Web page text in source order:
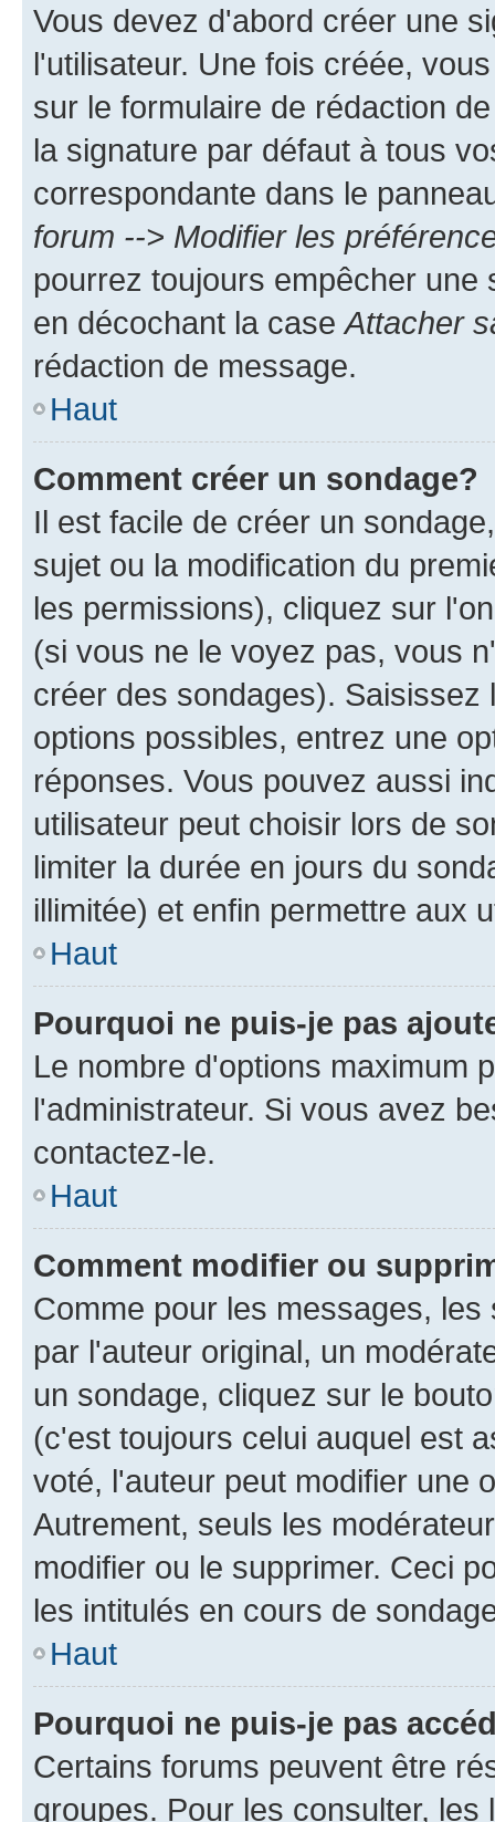
Vous devez d'abord créer une
l'utilisateur. Une fois créée,
sur le formulaire de rédaction
la signature par défaut à tous
correspondante dans le
forum --> Modifier les
pourrez toujours empêcher
en décochant la caseAttacher
rédaction de message.
Haut
Comment créer un sondage?
Il est facile de créer un
sujet ou la modification du
les permissions), cliquez sur
(si vous ne le voyez pas, vous
créer des sondages).
options possibles, entrez une
réponses. Vous pouvez aussi
utilisateur peut choisir lors de
limiter la durée en jours du
illimitée) et enfin permettre aux
Haut
Pourquoi ne puis-je pas
Le nombre d'options maximum
l'administrateur. Si vous avez
contactez-le.
Haut
Comment modifier ou
Comme pour les messages,
par l'auteur original, un
un sondage, cliquez sur le
(c'est toujours celui auquel est
voté, l'auteur peut modifier une
Autrement, seuls les
modifier ou le supprimer. Ceci
les intitulés en cours de
Haut
Pourquoi ne puis-je pas
Certains forums peuvent être
groupes. Pour les consulter,